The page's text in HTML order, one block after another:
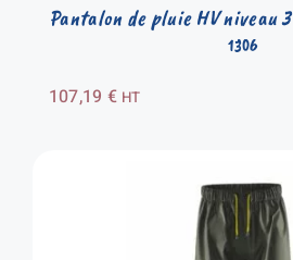
1306
Pantalon de pluie HV niveau 3
107,19 € HT